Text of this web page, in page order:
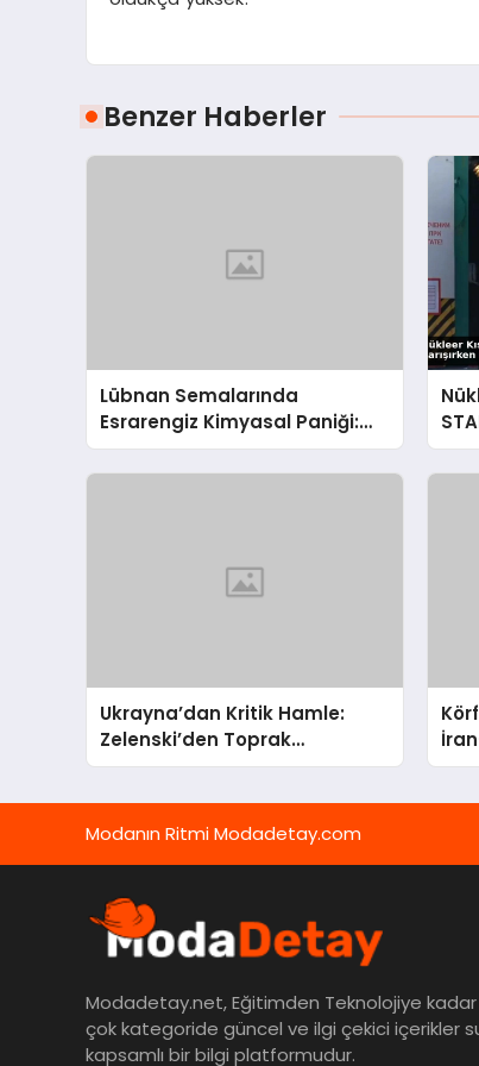
Benzer Haberler
Lübnan Semalarında
Esrarengiz Kimyasal Paniği:
UNIFIL’den İsrail’e Sert Çağrı
Ukrayna’dan Kritik Hamle:
Zelenski’den Toprak
Bütünlüğüne Vurgulu Uzlaşma
Modanın Ritmi Modadetay.com
Modadetay.net, Eğitimden Teknolojiye
çok kategoride güncel ve ilgi çekici içerikler
kapsamlı bir bilgi platformudur.